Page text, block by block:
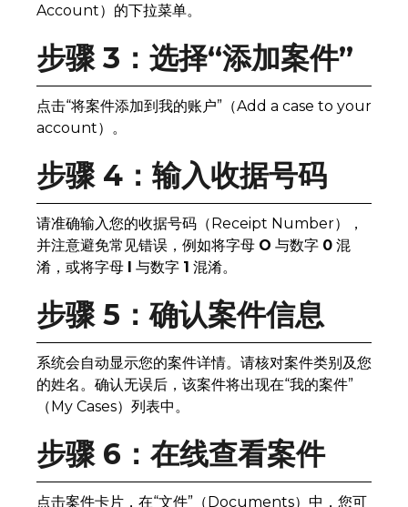
Account）的下拉菜单。
步骤 3：选择“添加案件”
点击“将案件添加到我的账户”（Add a case to your
account）。
步骤 4：输入收据号码
请准确输入您的收据号码（Receipt Number），
并注意避免常见错误，例如将字母 O 与数字 0 混
淆，或将字母 I 与数字 1 混淆。
步骤 5：确认案件信息
系统会自动显示您的案件详情。请核对案件类别及您
的姓名。确认无误后，该案件将出现在“我的案件”
（My Cases）列表中。
步骤 6：在线查看案件
点击案件卡片，在“文件”（Documents）中，您可